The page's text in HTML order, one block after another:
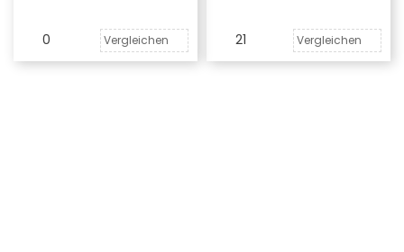
0 Vergleichen 21 Vergleichen